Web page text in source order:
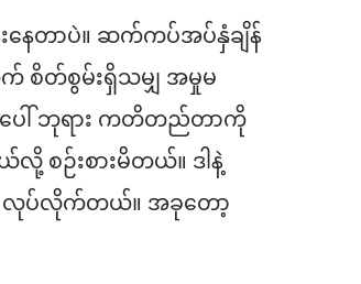
းနေတာပဲ။ ဆက်ကပ်အပ်နှံချိန်
စိတ်စွမ်းရှိသမျှ အမှုမ
ေါ် ဘုရား ကတိတည်တာကို
ဉ်းစားမိတယ်။ ဒါနဲ့
လုပ်လိုက်တယ်။ အခုတော့